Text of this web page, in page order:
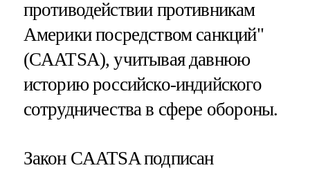
противодействии противникам
Америки посредством санкций"
(CAATSA), учитывая давнюю
историю российско-индийского
сотрудничества в сфере обороны.
Закон CAATSA подписан